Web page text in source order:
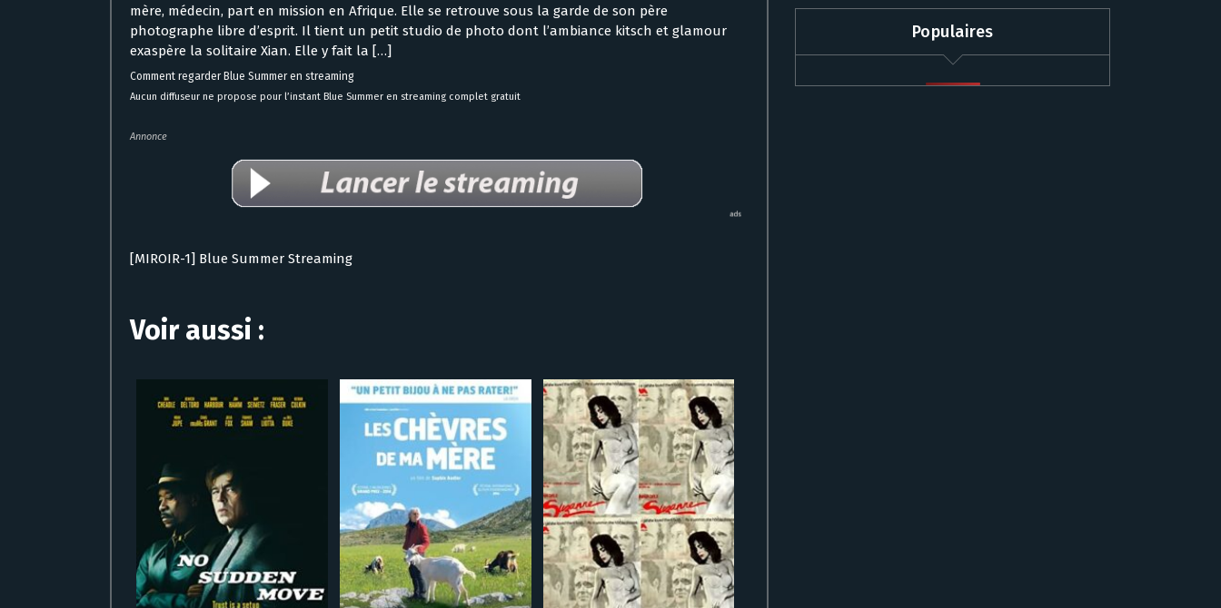
mère, médecin, part en mission en Afrique. Elle se retrouve sous la garde de son père
photographe libre d’esprit. Il tient un petit studio de photo dont l’ambiance kitsch et glamour
exaspère la solitaire Xian. Elle y fait la […]
Comment regarder Blue Summer en streaming
Aucun diffuseur ne propose pour l’instant Blue Summer en streaming complet gratuit
Annonce
[MIROIR-1] Blue Summer Streaming
Voir aussi :
Populaires